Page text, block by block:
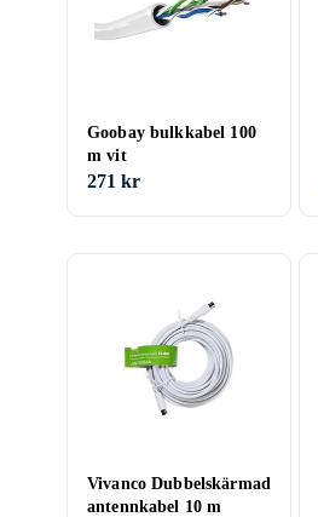
Goobay bulkkabel 100
m vit
271 kr
Vivanco Dubbelskärmad
antennkabel 10 m